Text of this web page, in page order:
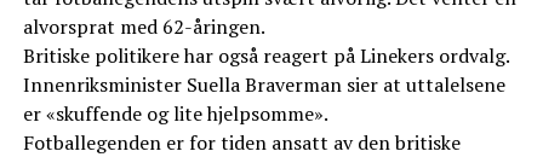
alvorsprat med 62-åringen.
Britiske politikere har også reagert på Linekers ordvalg.
Innenriksminister Suella Braverman sier at uttalelsene
er «skuffende og lite hjelpsomme».
Fotballegenden er for tiden ansatt av den britiske